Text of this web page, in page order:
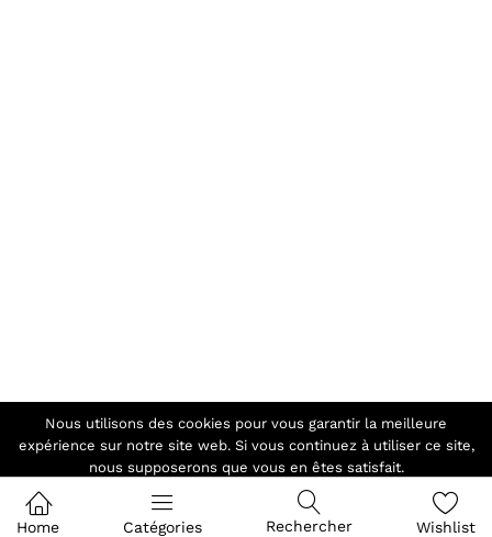
Home Catégories Rechercher Wishlist
Nous utilisons des cookies pour vous garantir la meilleure
expérience sur notre site web. Si vous continuez à utiliser ce site,
nous supposerons que vous en êtes satisfait.